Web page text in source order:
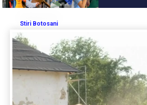
Stiri Botosani